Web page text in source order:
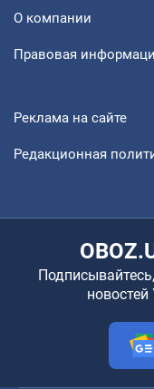
О компании
Правовая
Реклама на сайте
Редакционная